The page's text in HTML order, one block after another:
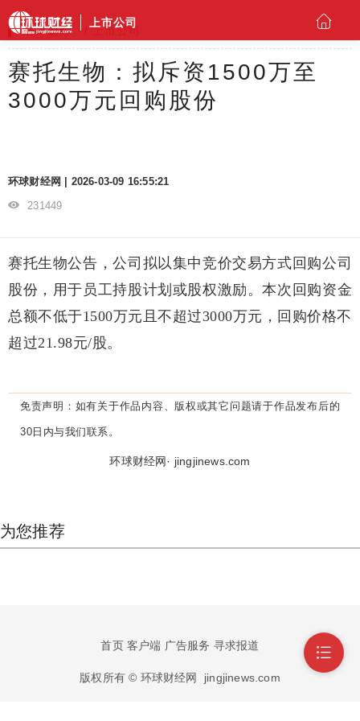
上市公司
环球财经 上市公司
赛托生物：拟斥资1500万至
3000万元回购股份
环球财经网 | 2026-03-09 16:55:21
231449
赛托生物公告，公司拟以集中竞价交易方式回购公司
股份，用于员工持股计划或股权激励。本次回购资金
总额不低于1500万元且不超过3000万元，回购价格不
超过21.98元/股。
免责声明： 如有关于作品内容、版权或其它问题请于作品发布后的
30日内与我们联系。
环球财经网· jingjinews.com
为您推荐
首页 客户端 广告服务 寻求报道
版权所有 © 环球财经网 jingjinews.com